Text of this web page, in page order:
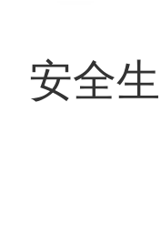
安全